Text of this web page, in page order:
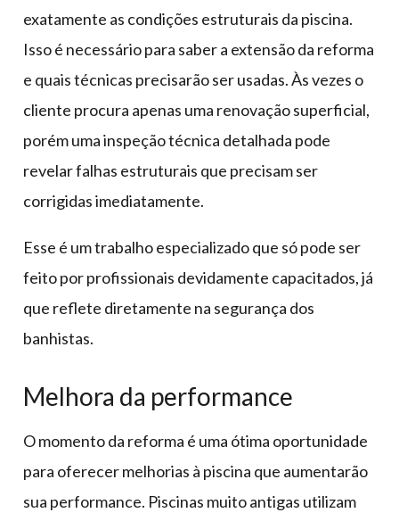
exatamente as condições estruturais da piscina.
Isso é necessário para saber a extensão da reforma
e quais técnicas precisarão ser usadas. Às vezes o
cliente procura apenas uma renovação superficial,
porém uma inspeção técnica detalhada pode
revelar falhas estruturais que precisam ser
corrigidas imediatamente.
Esse é um trabalho especializado que só pode ser
feito por profissionais devidamente capacitados, já
que reflete diretamente na segurança dos
banhistas.
Melhora da performance
O momento da reforma é uma ótima oportunidade
para oferecer melhorias à piscina que aumentarão
sua performance. Piscinas muito antigas utilizam